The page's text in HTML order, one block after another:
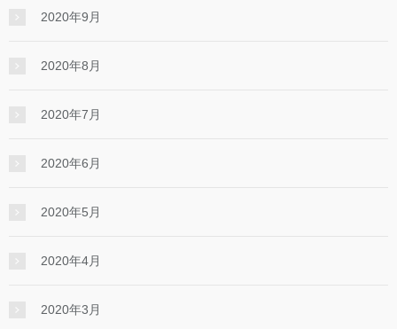
2020年9月
2020年8月
2020年7月
2020年6月
2020年5月
2020年4月
2020年3月